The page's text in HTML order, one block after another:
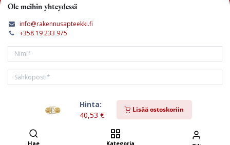
Hinta:
40,53 €
Lisää ostoskoriin
Hae Kategoria
Ole meihin yhteydessä
info@rakennusapteekki.fi
+358 19 233 975
Tilaa kirjeemme